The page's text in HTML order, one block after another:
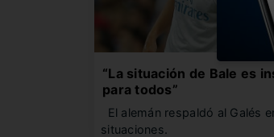
“La situación de Bale es
para todos”
El alemán respaldó al Galés
situaciones.